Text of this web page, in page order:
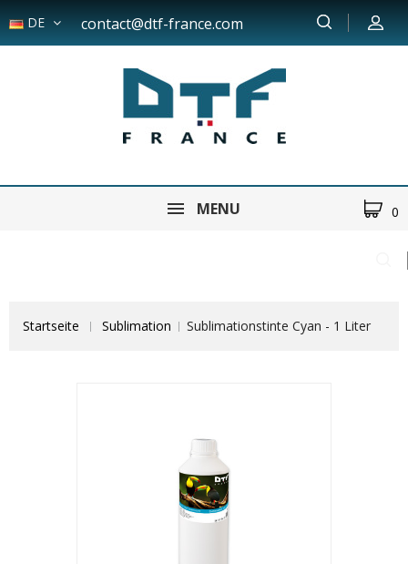
DE contact@dtf-france.com
MENU 0
Startseite Sublimation Sublimationstinte Cyan - 1 Liter